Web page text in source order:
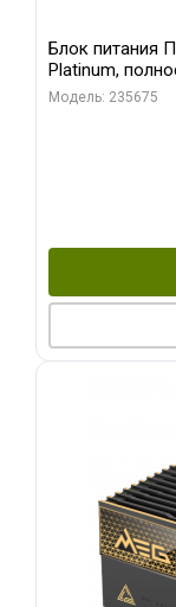
Блок питания
Platinum,
RTL
Модель: 235675